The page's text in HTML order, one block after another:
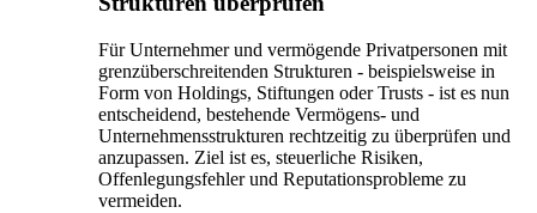
Für Unternehmer und vermögende Privatpersonen mit
grenzüberschreitenden Strukturen - beispielsweise in
Form von Holdings, Stiftungen oder Trusts - ist es nun
entscheidend, bestehende Vermögens- und
Unternehmensstrukturen rechtzeitig zu überprüfen und
anzupassen. Ziel ist es, steuerliche Risiken,
Offenlegungsfehler und Reputationsprobleme zu
vermeiden.